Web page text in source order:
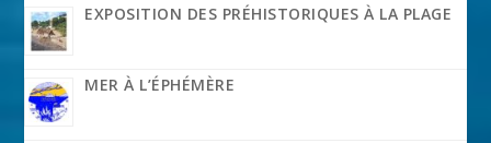
EXPOSITION DES PRÉHISTORIQUES À LA PLAGE
MER À L’ÉPHÉMÈRE